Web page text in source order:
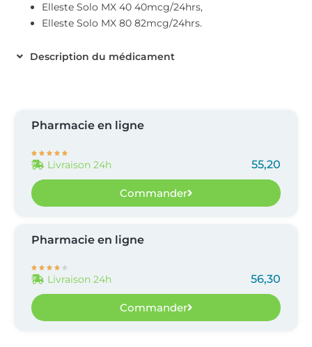
Elleste Solo MX 40 40mcg/24hrs,
Elleste Solo MX 80 82mcg/24hrs.
Description du médicament
Pharmacie en ligne
    
Livraison 24h 55,20
Commander
Pharmacie en ligne
    
Livraison 24h 56,30
Commander